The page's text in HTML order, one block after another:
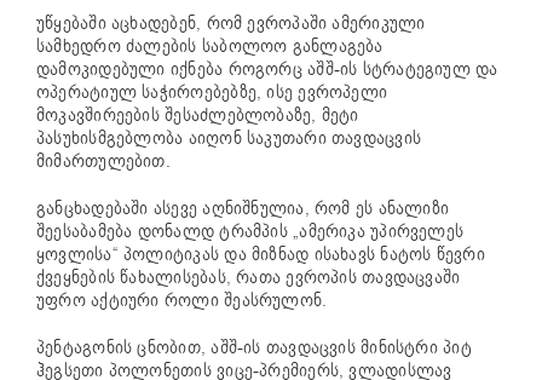
უწყებაში აცხადებენ, რომ ევროპაში ამერიკული
სამხედრო ძალების საბოლოო განლაგება
დამოკიდებული იქნება როგორც აშშ-ის სტრატეგიულ და
ოპერატიულ საჭიროებებზე, ისე ევროპელი
მოკავშირეების შესაძლებლობაზე, მეტი
პასუხისმგებლობა აიღონ საკუთარი თავდაცვის
მიმართულებით.
განცხადებაში ასევე აღნიშნულია, რომ ეს ანალიზი
შეესაბამება დონალდ ტრამპის „ამერიკა უპირველეს
ყოვლისა“ პოლიტიკას და მიზნად ისახავს ნატოს წევრი
ქვეყნების წახალისებას, რათა ევროპის თავდაცვაში
უფრო აქტიური როლი შეასრულონ.
პენტაგონის ცნობით, აშშ-ის თავდაცვის მინისტრიპიტ
ჰეგსეთი პოლონეთის ვიცე-პრემიერს,ვლადისლავ